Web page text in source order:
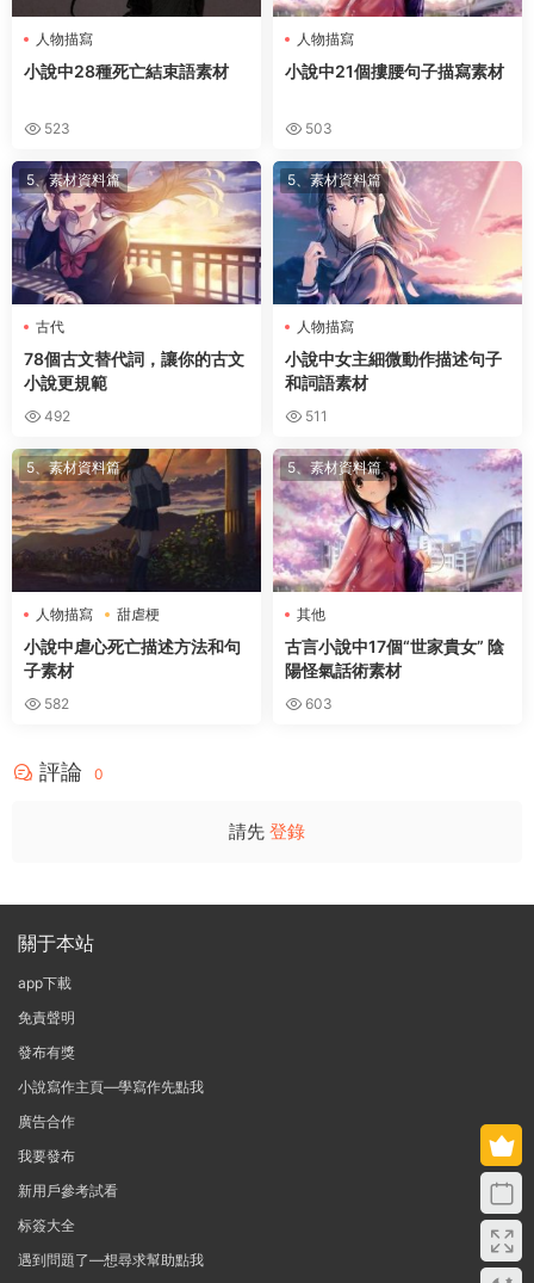
人物描寫
小說中28種死亡結束語素材
523
人物描寫
小說中21個摟腰句子描寫素材
503
5、素材資料篇
古代
78個古文替代詞，讓你的古文
小說更規範
492
5、素材資料篇
人物描寫
小說中女主細微動作描述句子
和詞語素材
511
5、素材資料篇
人物描寫 甜虐梗
小說中虐心死亡描述方法和句
子素材
582
5、素材資料篇
其他
古言小說中17個“世家貴女” 陰
陽怪氣話術素材
603
評論 0
請先 登錄
關于本站
app下載
免責聲明
發布有獎
小說寫作主頁—學寫作先點我
廣告合作
我要發布
新用戶參考試看
标簽大全
遇到問題了—想尋求幫助點我